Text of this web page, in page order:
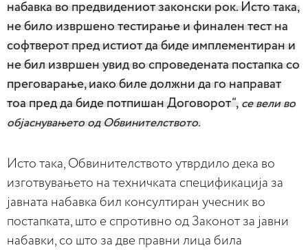
набавка во предвидениот законски рок. Исто така,
не било извршено тестирање и финален тест на
софтверот пред истиот да биде имплементиран и
не бил извршен увид во спроведената постапка со
преговарање, иако биле должни да го направат
тоа пред да биде потпишан Договорот“, се вели во
објаснувањето од Обвинителството.
Исто така, Обвинителството утврдило дека во
изготвувањето на техничката спецификација за
јавната набавка бил консултиран учесник во
постапката, што е спротивно од Законот за јавни
набавки, со што за две правни лица била